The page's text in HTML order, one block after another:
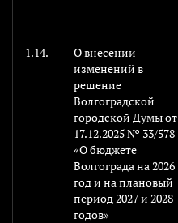
1.14.
О внесении
изменений в
решение
Волгоградской
городской Думы от
17.12.2025 № 33/578
«О бюджете
Волгограда на 2026
год и на плановый
период 2027 и 2028
годов»